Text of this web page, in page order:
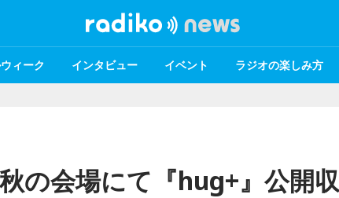
ィーク インタビュー イベント ラジオの楽しみ方
の会場にて『hug+』公開収